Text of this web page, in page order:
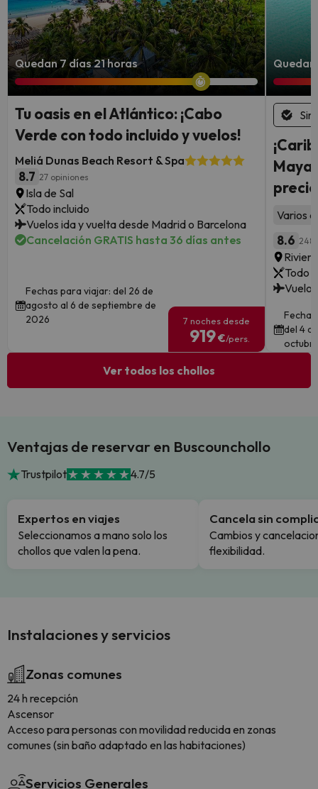
Quedan 7 días 21 horas
Tu oasis en el Atlántico: ¡Cabo
Verde con todo incluido y vuelos!
Meliá Dunas Beach Resort & Spa
8.7 27 opiniones
Isla de Sal
Todo incluido
Vuelos ida y vuelta desde Madrid o Barcelona
Cancelación GRATIS hasta 36 días antes
Fechas para viajar: del 26 de
agosto al 6 de septiembre de
2026
7 noches desde
919€/pers.
Quedan
Maya
precio
Varios
8.6 248
Todo
del 4
Ver todos los chollos
Ventajas de reservar en Buscounchollo
Trustpilot 4.7/5
Expertos en viajes
Seleccionamos a mano solo los
chollos que valen la pena.
Cancela sin
Cambios y
flexibilidad.
Instalaciones y servicios
Zonas comunes
24 h recepción
Ascensor
Acceso para personas con movilidad reducida en zonas
comunes (sin baño adaptado en las habitaciones)
Servicios Generales